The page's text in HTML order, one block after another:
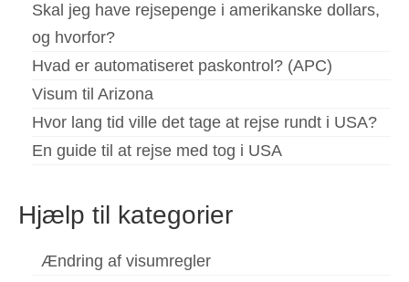
Skal jeg have rejsepenge i amerikanske dollars,
og hvorfor?
Hvad er automatiseret paskontrol? (APC)
Visum til Arizona
Hvor lang tid ville det tage at rejse rundt i USA?
En guide til at rejse med tog i USA
Hjælp til kategorier
Ændring af visumregler